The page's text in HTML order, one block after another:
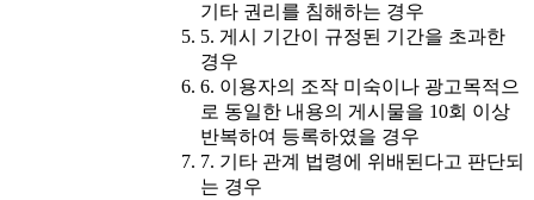
기타 권리를 침해하는 경우
5. 게시 기간이 규정된 기간을 초과한
경우
6. 이용자의 조작 미숙이나 광고목적으
로 동일한 내용의 게시물을 10회 이상
반복하여 등록하였을 경우
7. 기타 관계 법령에 위배된다고 판단되
는 경우